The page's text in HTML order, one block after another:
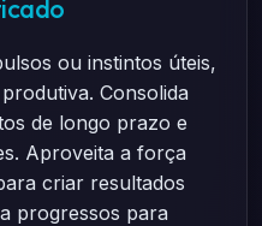
ou instintos úteis,
Consolida
de longo prazo e
Aproveita a força
criar resultados
progressos para